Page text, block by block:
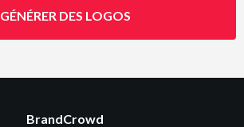
GÉNÉRER DES LOGOS
BrandCrowd